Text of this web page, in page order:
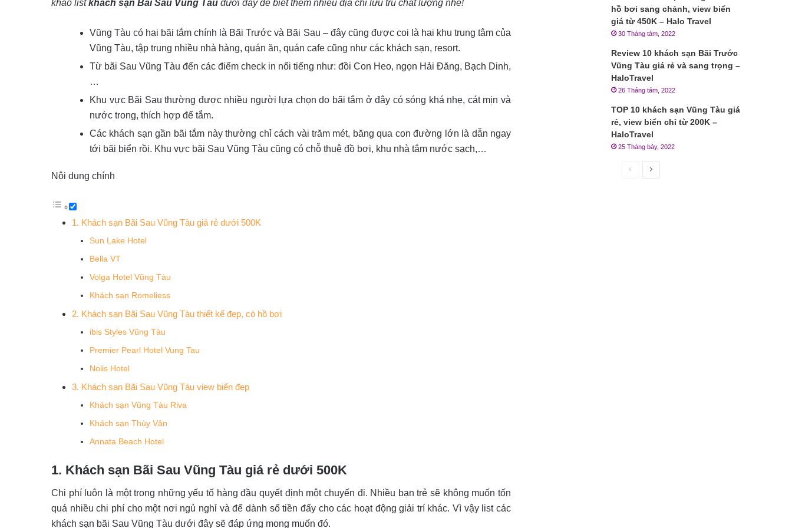
khảo listkhách sạn Bãi Sau Vũng Tàu dưới đây để biết thêm nhiều địa chỉ lưu trú chất lượng nhé!
Vũng Tàu có hai bãi tắm chính là Bãi Trước và Bãi Sau – đây cũng được coi là hai khu trung tâm của
Vũng Tàu, tập trung nhiều nhà hàng, quán ăn, quán cafe cũng như các khách sạn, resort.
Từ bãi Sau Vũng Tàu đến các điểm check in nổi tiếng như: đồi Con Heo, ngọn Hải Đăng, Bạch Dinh,
…
Khu vực Bãi Sau thường được nhiều người lựa chọn do bãi tắm ở đây có sóng khá nhẹ, cát mịn và
nước trong, thích hợp để tắm.
Các khách sạn gần bãi tắm này thường chỉ cách vài trăm mét, băng qua con đường lớn là dẫn ngay
tới bãi biển rồi. Khu vực bãi Sau Vũng Tàu cũng có chỗ thuê đồ bơi, khu nhà tắm nước sạch,…
Nội dung chính
1. Khách sạn Bãi Sau Vũng Tàu giá rẻ dưới 500K
Sun Lake Hotel
Bella VT
Volga Hotel Vũng Tàu
Khách sạn Romeliess
2. Khách sạn Bãi Sau Vũng Tàu thiết kế đẹp, có hồ bơi
ibis Styles Vũng Tàu
Premier Pearl Hotel Vung Tau
Nolis Hotel
3. Khách sạn Bãi Sau Vũng Tàu view biển đẹp
Khách sạn Vũng Tàu Riva
Khách sạn Thùy Vân
Annata Beach Hotel
1. Khách sạn Bãi Sau Vũng Tàu giá rẻ dưới 500K
Chi phí luôn là một trong những yếu tố hàng đầu quyết định một chuyến đi. Nhiều bạn trẻ sẽ không muốn tốn
quá nhiều chi phí cho một nơi ngủ nghỉ và để dành số tiền đấy cho các hoạt động giải trí khác. Vì vậy list các
khách sạn bãi Sau Vũng Tàu dưới đây sẽ đáp ứng mong muốn đó.
hồ bơi sang chảnh, view biển
giá từ 450K – Halo Travel
30 Tháng tám, 2022
Review 10 khách sạn Bãi Trước
Vũng Tàu giá rẻ và sang trọng –
HaloTravel
26 Tháng tám, 2022
TOP 10 khách sạn Vũng Tàu giá
rẻ, view biển chỉ từ 200K –
HaloTravel
25 Tháng bảy, 2022
Trang